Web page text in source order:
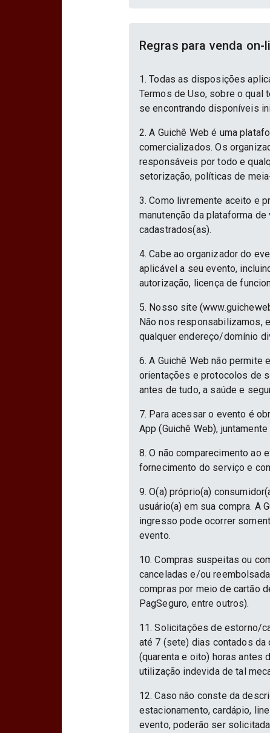
Regras para venda on-
1. Todas as disposições
Termos de Uso, sobre o qual
se encontrando disponíveis
2. A Guichê Web é uma
comercializados. Os
responsáveis por todo e
setorização, políticas de
3. Como livremente aceito e
manutenção da plataforma
cadastrados(as).
4. Cabe ao organizador do
aplicável a seu evento,
autorização, licença de
5. Nosso site
Não nos responsabilizamos,
qualquer endereço/domínio
6. A Guichê Web não
orientações e protocolos de
antes de tudo, a saúde e
7. Para acessar o evento é
App (Guichê Web),
8. O não comparecimento ao
fornecimento do serviço e
9. O(a) próprio(a)
usuário(a) em sua compra. A
ingresso pode ocorrer
evento.
10. Compras suspeitas ou
canceladas e/ou
compras por meio de cartão
PagSeguro, entre outros).
11. Solicitações de estorno/
até 7 (sete) dias contados da
(quarenta e oito) horas antes
utilização indevida de tal
12. Caso não conste da
estacionamento, cardápio,
evento, poderão ser